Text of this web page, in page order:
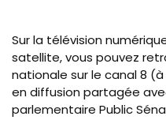
Sur la télévision
satellite, vous pouvez
nationale sur le canal 8
en diffusion partagée
parlementaire Public